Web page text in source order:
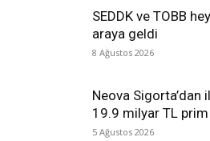
SEDDK ve TOBB
araya geldi
8 Ağustos 2026
Neova Sigorta’dan
19.9 milyar TL
5 Ağustos 2026